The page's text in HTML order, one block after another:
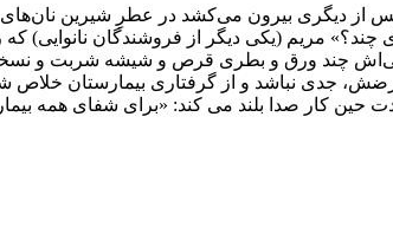
پس از دیگری بیرون می‌کشد در عطرِ شیرین
چند ورق و بطری قرص و شیشه شربت و نسخه،
جدی نباشد و از گرفتاری بیمارستان
کار صدا بلند می کند: «برای شفای همه